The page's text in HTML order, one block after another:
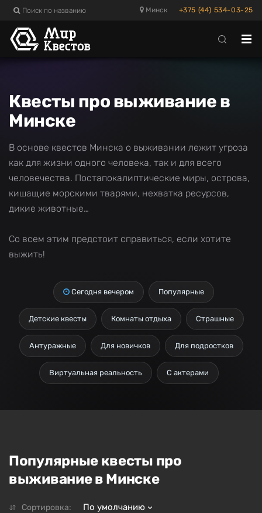
Минск
Поиск по названию +375 (44) 534-03-25
Квесты про выживание в
Минске
В основе квестов Минска о выживании лежит угроза
как для жизни одного человека, так и для всего
человечества. Постапокалиптические миры, острова,
кишащие морскими тварями, нехватка ресурсов,
дикие животные…
Со всем этим предстоит справиться, если хотите
выжить!
Сегодня вечером Популярные
Детские квесты Комнаты отдыха Страшные
Антуражные Для новичков Для подростков
Виртуальная реальность С актерами
Популярные квесты про
выживание в Минске
Сортировка: По умолчанию